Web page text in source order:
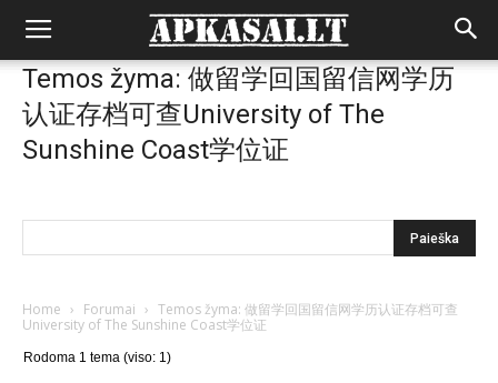
Temos žyma: 做留学回国留信网学历
认证存档可查University of The
Sunshine Coast学位证
Home › Forumai › Temos žyma: 做留学回国留信网学历认证存档可查
University of The Sunshine Coast学位证
Rodoma 1 tema (viso: 1)